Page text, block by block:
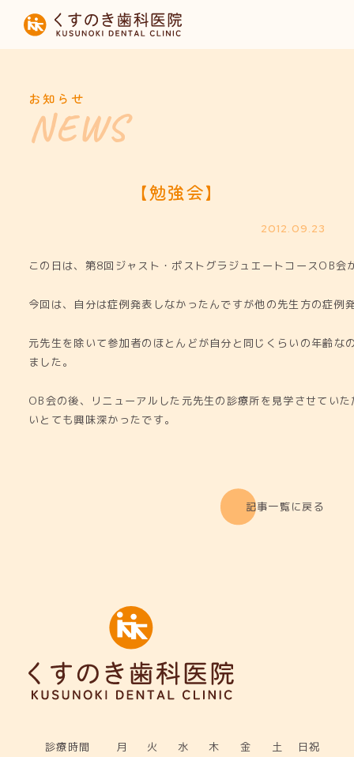
HOME
診療内容
お知らせ
お知らせ
【勉強会】
2012.09.23
この日は、第8回ジャスト・ポストグラジュエートコースOB会
今回は、自分は症例発表しなかったんですが他の先生方の症例
元先生を除いて参加者のほとんどが自分と同じくらいの年齢な
ました。
OB会の後、リニューアルした元先生の診療所を見学させてい
いとても興味深かったです。
記事一覧に戻る
診療時間 月 火 水 木 金 土 日祝